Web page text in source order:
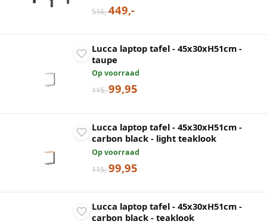
516,-449,-
Lucca laptop tafel - 45x30xH51cm -
taupe
Op voorraad
115,-99,95
Lucca laptop tafel - 45x30xH51cm -
carbon black - light teaklook
Op voorraad
115,-99,95
Lucca laptop tafel - 45x30xH51cm -
carbon black - teaklook